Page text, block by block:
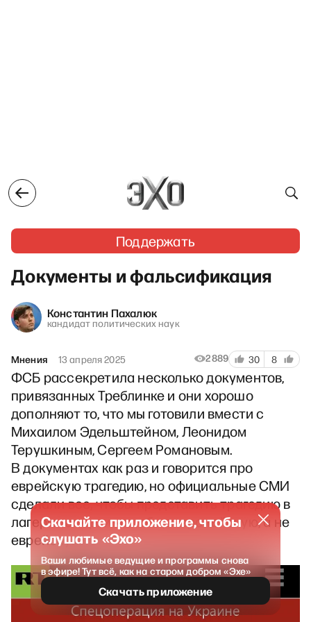
Поддержать
Документы и фальсификация
Константин Пахалюк
кандидат политических наук
Мнения 13 апреля 2025 2889 30 8
ФСБ рассекретила несколько документов,
привязанных Треблинке и они хорошо
дополняют то, что мы готовили вмести с
Михаилом Эдельштейном, Леонидом
Терушкиным, Сергеем Романовым.
В документах как раз и говорится про
еврейскую трагедию, но официальные СМИ
сделали все, чтобы представить трагедию в
лагерях смерти как общеевропейскую, а не
еврейскую.
Скачайте приложение, чтобы
слушать «Эхо»
Ваши любимые ведущие и программы снова
в эфире! Тут всё, как на старом добром «Эхе»
Скачать приложение